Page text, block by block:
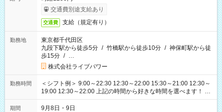
交通費別途支給あり
交通費 支給（規定有り）
勤務地
東京都千代田区
九段下駅から徒歩5分 / 竹橋駅から徒歩10分 / 神保町駅から徒
歩15分 / …
株式会社ライブパワー
勤務時間
＜シフト例＞ 9:00～22:30 12:30～22:00 15:30～21:00 12:30～
19:00 12:30～22:00 上記の時間から好きな時間を選べます！ ※
時間は変更となる可能性があります
期間 9月8日・9日